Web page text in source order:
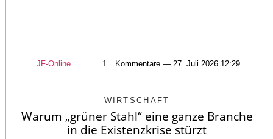
JF-Online 1 Kommentare — 27. Juli 2026 12:29
WIRTSCHAFT
Warum „grüner Stahl“ eine ganze Branche
in die Existenzkrise stürzt